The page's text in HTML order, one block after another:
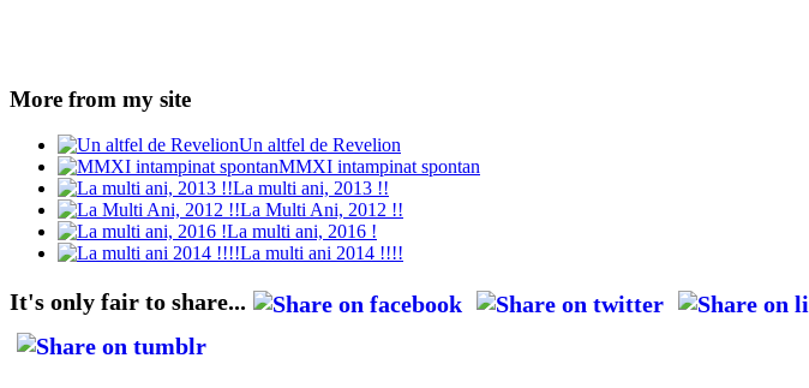
More from my site
Un altfel de Revelion
MMXI intampinat spontan
La multi ani, 2013 !!
La Multi Ani, 2012 !!
La multi ani, 2016 !
La multi ani 2014 !!!!
It's only fair to share...